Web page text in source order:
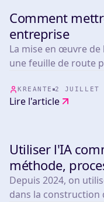
Comment
entreprise
La mise en œuvre
une feuille de route
KREANTE 2 JUILLET
Lire l'article
Utiliser l'IA
méthode,
Depuis 2024, on
dans la construction